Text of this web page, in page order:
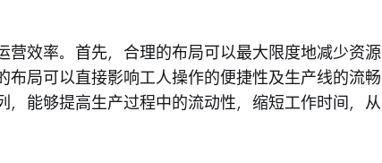
营效率。首先，合理的布局可以最大限度地减少资源
布局可以直接影响工人操作的便捷性及生产线的流畅
，能够提高生产过程中的流动性，缩短工作时间，从